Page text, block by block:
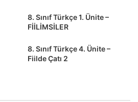
8. Sınıf Türkçe 1. Ünite –
FİİLİMSİLER
8. Sınıf Türkçe 4. Ünite –
Fiilde Çatı 2